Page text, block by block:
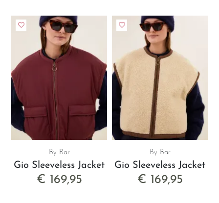
By Bar
Gio Sleeveless Jacket
€ 169,95
By Bar
Gio Sleeveless Jacket
€ 169,95